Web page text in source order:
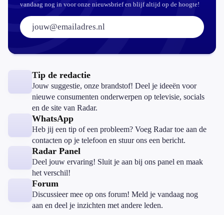
vandaag nog in voor onze nieuwsbrief en blijf altijd op de hoogte!
E-mailadres:
Tip de redactie
Jouw suggestie, onze brandstof! Deel je ideeën voor
nieuwe consumenten onderwerpen op televisie, socials
en de site van Radar.
WhatsApp
Heb jij een tip of een probleem? Voeg Radar toe aan de
contacten op je telefoon en stuur ons een bericht.
Radar Panel
Deel jouw ervaring! Sluit je aan bij ons panel en maak
het verschil!
Forum
Discussieer mee op ons forum! Meld je vandaag nog
aan en deel je inzichten met andere leden.